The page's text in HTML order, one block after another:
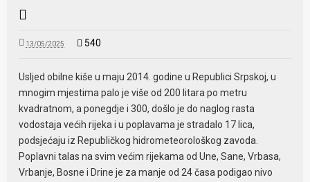
13/05/2025 540
Usljed obilne kiše u maju 2014. godine u Republici Srpskoj, u
mnogim mjestima palo je više od 200 litara po metru
kvadratnom, a ponegdje i 300, došlo je do naglog rasta
vodostaja većih rijeka i u poplavama je stradalo 17 lica,
podsjećaju iz Republičkog hidrometeorološkog zavoda.
Poplavni talas na svim većim rijekama od Une, Sane, Vrbasa,
Vrbanje, Bosne i Drine je za manje od 24 časa podigao nivo